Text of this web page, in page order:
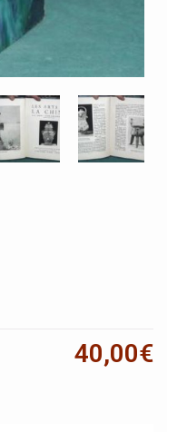
40,00€